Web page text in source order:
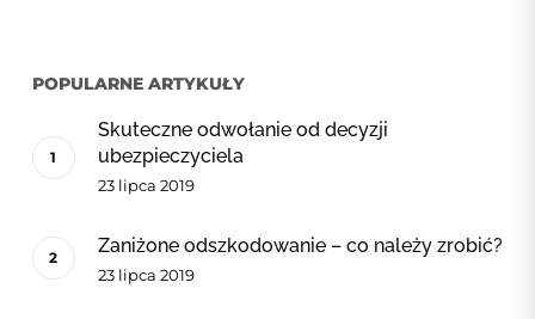
POPULARNE ARTYKUŁY
Skuteczne odwołanie od decyzji
ubezpieczyciela
23 lipca 2019
Zaniżone odszkodowanie – co należy zrobić?
23 lipca 2019